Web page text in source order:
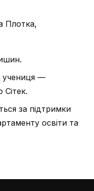
Плотка,
учениця —
за підтримки
освіти та